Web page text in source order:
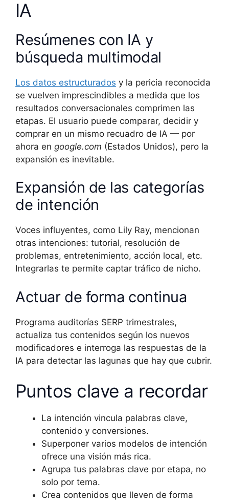
IA
Resúmenes con IA y
búsqueda multimodal
Los datos estructurados y la pericia reconocida
se vuelven imprescindibles a medida que los
resultados conversacionales comprimen las
etapas. El usuario puede comparar, decidir y
comprar en un mismo recuadro de IA — por
ahora en google.com (Estados Unidos), pero la
expansión es inevitable.
Expansión de las categorías
de intención
Voces influyentes, como Lily Ray, mencionan
otras intenciones: tutorial, resolución de
problemas, entretenimiento, acción local, etc.
Integrarlas te permite captar tráfico de nicho.
Actuar de forma continua
Programa auditorías SERP trimestrales,
actualiza tus contenidos según los nuevos
modificadores e interroga las respuestas de la
IA para detectar las lagunas que hay que cubrir.
Puntos clave a recordar
La intención vincula palabras clave,
contenido y conversiones.
Superponer varios modelos de intención
ofrece una visión más rica.
Agrupa tus palabras clave por etapa, no
solo por tema.
Crea contenidos que lleven de forma